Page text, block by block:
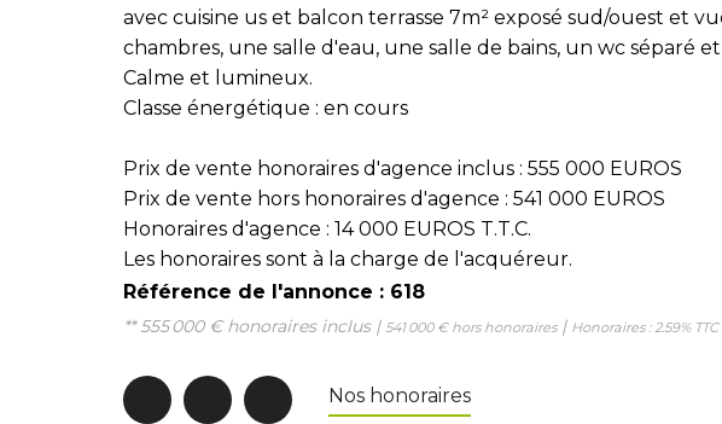
avec cuisine us et balcon terrasse 7m² exposé sud/ouest et
chambres, une salle d'eau, une salle de bains, un wc séparé
Calme et lumineux.
Classe énergétique : en cours
Prix de vente honoraires d'agence inclus : 555 000 EUROS
Prix de vente hors honoraires d'agence : 541 000 EUROS
Honoraires d'agence : 14 000 EUROS T.T.C.
Les honoraires sont à la charge de l'acquéreur.
Référence de l'annonce : 618
** 555 000 € honoraires inclus | 541 000 € hors honoraires| Honoraires : 2.59%
Nos honoraires